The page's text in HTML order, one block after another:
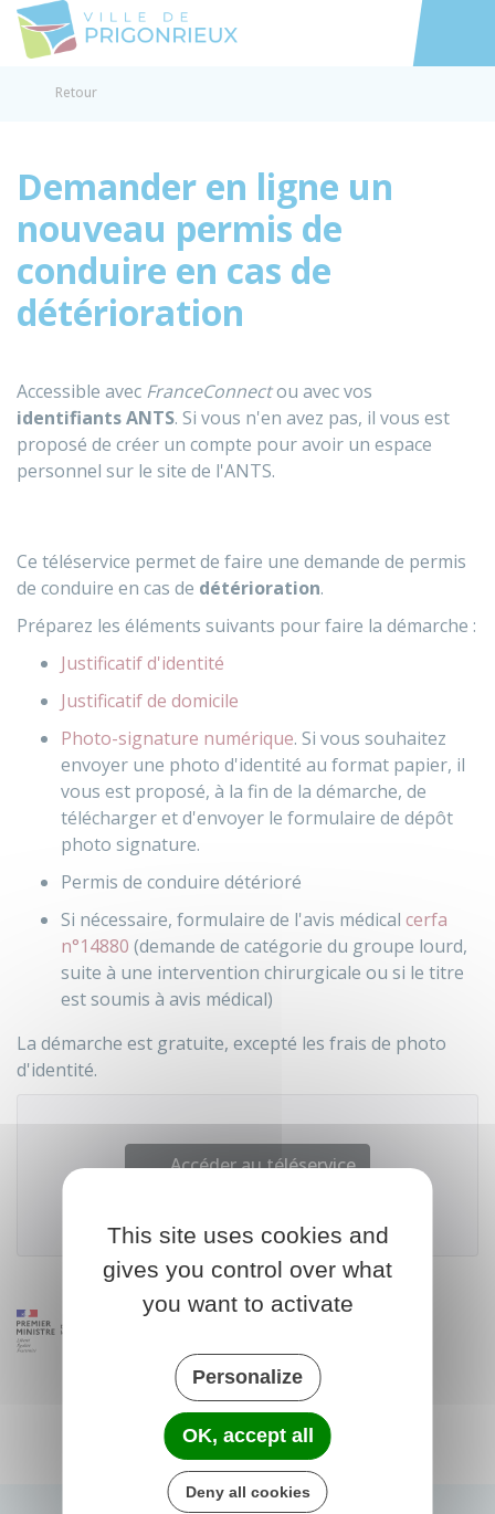
Accéder
Retour
Demander en ligne un
nouveau permis de
conduire en cas de
détérioration
Accessible avec FranceConnectou avec vos
identifiantsANTS. Si vous n'en avez pas, il vous est
proposé de créer un compte pour avoir un espace
personnel sur le site de l'ANTS.
Ce téléservice permet de faire une demande de permis
de conduire en cas de détérioration.
Préparez les éléments suivants pour faire la démarche :
Justificatif d'identité
Justificatif de domicile
Photo-signature numérique. Si vous souhaitez
envoyer une photo d'identité au format papier, il
vous est proposé, à la fin de la démarche, de
télécharger et d'envoyer le formulaire de dépôt
photo signature.
Permis de conduire détérioré
Si nécessaire, formulaire de l'avis médical cerfa
n°14880 (demande de catégorie du groupe lourd,
suite à une intervention chirurgicale ou si le titre
est soumis à avis médical)
La démarche est gratuite, excepté les frais de photo
d'identité.
Accéder au téléservice
Agence nationale des titres sécurisés (ANTS)
This site uses cookies and
gives you control over what
you want to activate
Personalize
OK, accept all
Deny all cookies